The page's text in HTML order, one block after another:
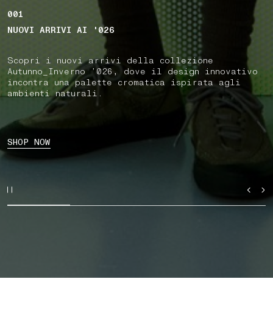
001
NUOVI ARRIVI AI '026
Scopri i nuovi arrivi della collezione
Autunno_Inverno ’026, dove il design innovativo
incontra una palette cromatica ispirata agli
ambienti naturali.
SHOP NOW